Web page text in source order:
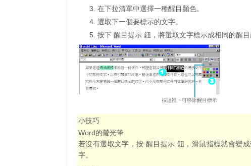
在下拉清單中選擇一種醒目顏色。
選取下一個要標示的文字。
按下 醒目提示 鈕，將選取文字標示成相同的醒
小技巧
Word的螢光筆
若沒有選取文字，按 醒目提示 鈕，滑鼠指標就會變
字。